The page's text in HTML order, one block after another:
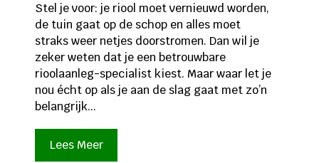
Stel je voor: je riool moet vernieuwd worden,
de tuin gaat op de schop en alles moet
straks weer netjes doorstromen. Dan wil je
zeker weten dat je een betrouwbare
rioolaanleg-specialist kiest. Maar waar let je
nou écht op als je aan de slag gaat met zo’n
belangrijk...
Lees Meer